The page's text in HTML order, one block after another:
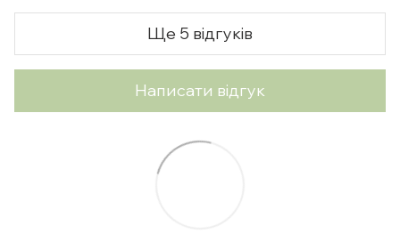
Ще 5 відгуків
Написати відгук